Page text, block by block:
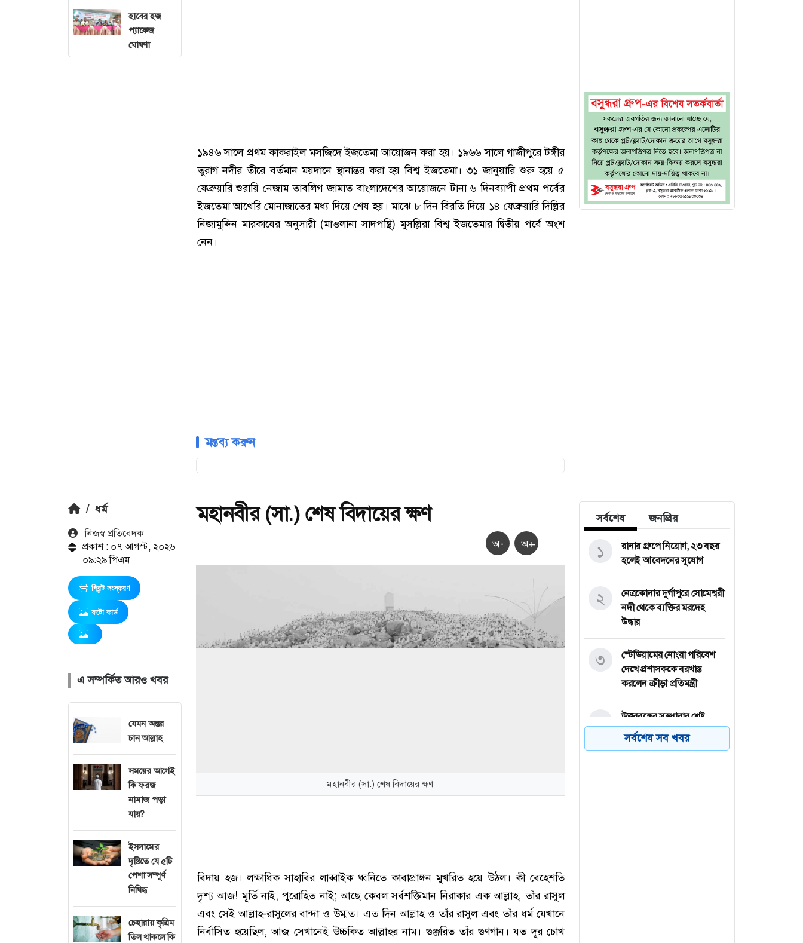
হাবের হজ
প্যাকেজ
ঘোষণা
১৯৪৬ সালে প্রথম কাকরাইল মসজিদে ইজতেমা আয়োজন করা হয়। ১৯৬৬ সালে গাজীপুরে টঙ্গীর
তুরাগ নদীর তীরে বর্তমান ময়দানে স্থানান্তর করা হয় বিশ্ব ইজতেমা। ৩১ জানুয়ারি শুরু হয়ে ৫
ফেব্রুয়ারি শুরায়ি নেজাম তাবলিগ জামাত বাংলাদেশের আয়োজনে টানা ৬ দিনব্যাপী প্রথম পর্বের
ইজতেমা আখেরি মোনাজাতের মধ্য দিয়ে শেষ হয়। মাঝে ৮ দিন বিরতি দিয়ে ১৪ ফেব্রুয়ারি দিল্লির
নিজামুদ্দিন মারকাযের অনুসারী (মাওলানা সাদপন্থি) মুসল্লিরা বিশ্ব ইজতেমার দ্বিতীয় পর্বে অংশ
নেন।
মন্তব্য করুন
/ ধর্ম
নিজস্ব প্রতিবেদক
প্রকাশ : ০৭ আগস্ট, ২০২৬
০৯:২৯ পিএম
প্রিন্ট সংস্করণ
ফটো কার্ড
এ সম্পর্কিত আরও খবর
যেমন অন্তর
চান আল্লাহ
সময়ের আগেই
কি ফরজ
নামাজ পড়া
যায়?
ইসলামের
দৃষ্টিতে যে ৫টি
পেশা সম্পূর্ণ
নিষিদ্ধ
চেহারায় কৃত্রিম
তিল থাকলে কি
মহানবীর (সা.) শেষ বিদায়ের ক্ষণ
অ- অ+
মহানবীর (সা.) শেষ বিদায়ের ক্ষণ
বিদায় হজ। লক্ষাধিক সাহাবির লাব্বাইক ধ্বনিতে কাবাপ্রাঙ্গন মুখরিত হয়ে উঠল। কী বেহেশতি
দৃশ্য আজ! মূর্তি নাই, পুরোহিত নাই; আছে কেবল সর্বশক্তিমান নিরাকার এক আল্লাহ, তাঁর রাসুল
এবং সেই আল্লাহ-রাসুলের বান্দা ও উম্মত। এত দিন আল্লাহ ও তাঁর রাসুল এবং তাঁর ধর্ম যেখানে
নির্বাসিত হয়েছিল, আজ সেখানেই উচ্চকিত আল্লাহর নাম। গুঞ্জরিত তাঁর গুণগান। যত দূর চোখ
সর্বশেষ জনপ্রিয়
রানার গ্রুপে নিয়োগ, ২৩ বছর
হলেই আবেদনের সুযোগ
১
নেত্রকোনার দুর্গাপুরে সোমেশ্বরী
নদী থেকে ব্যক্তির মরদেহ
উদ্ধার
২
স্টেডিয়ামের নোংরা পরিবেশ
দেখে প্রশাসককে বরখাস্ত
করলেন ক্রীড়া প্রতিমন্ত্রী
৩
উত্তরবঙ্গের সুস্থধারার শ্রেষ্ট
সাংস্কৃতিক প্রতিষ্ঠান জোতদার
বাউল মুকুল সাংস্কৃতিক গোষ্ঠীর
৪
সর্বশেষ সব খবর